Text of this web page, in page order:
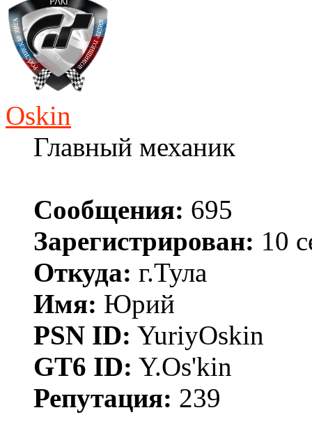
Oskin
Главный механик
Сообщения: 695
Зарегистрирован: 10
Откуда: г.Тула
Имя: Юрий
PSN ID: YuriyOskin
GT6 ID: Y.Os'kin
Репутация: 239